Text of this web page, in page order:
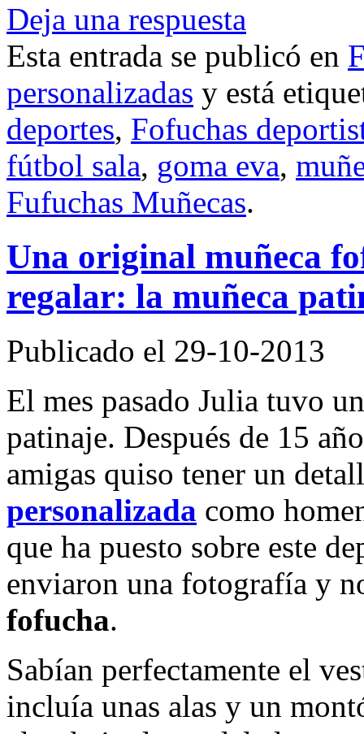
Deja una respuesta
Esta entrada se publicó en
personalizadas y está
deportes, Fofuchas
fútbol sala, goma eva,
Fufuchas Muñecas.
Una original muñeca
regalar: la muñeca
Publicado el 29-10-2013
El mes pasado Julia tuvo
patinaje. Después de 15
amigas quiso tener un
personalizada como
que ha puesto sobre este
enviaron una fotografía y
fofucha.
Sabían perfectamente el
incluía unas alas y un